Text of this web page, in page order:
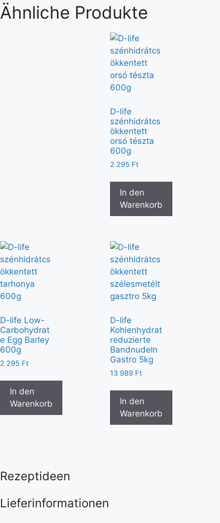
Ähnliche Produkte
D-life
szénhidrátcs
ökkentett
orsó tészta
600g
2 295 Ft
In den
Warenkorb
D-life Low-
Carbohydrat
e Egg Barley
600g
2 295 Ft
In den
Warenkorb
D-life
Kohlenhydrat
reduzierte
Bandnudeln
Gastro 5kg
13 989 Ft
In den
Warenkorb
Rezeptideen
Lieferinformationen